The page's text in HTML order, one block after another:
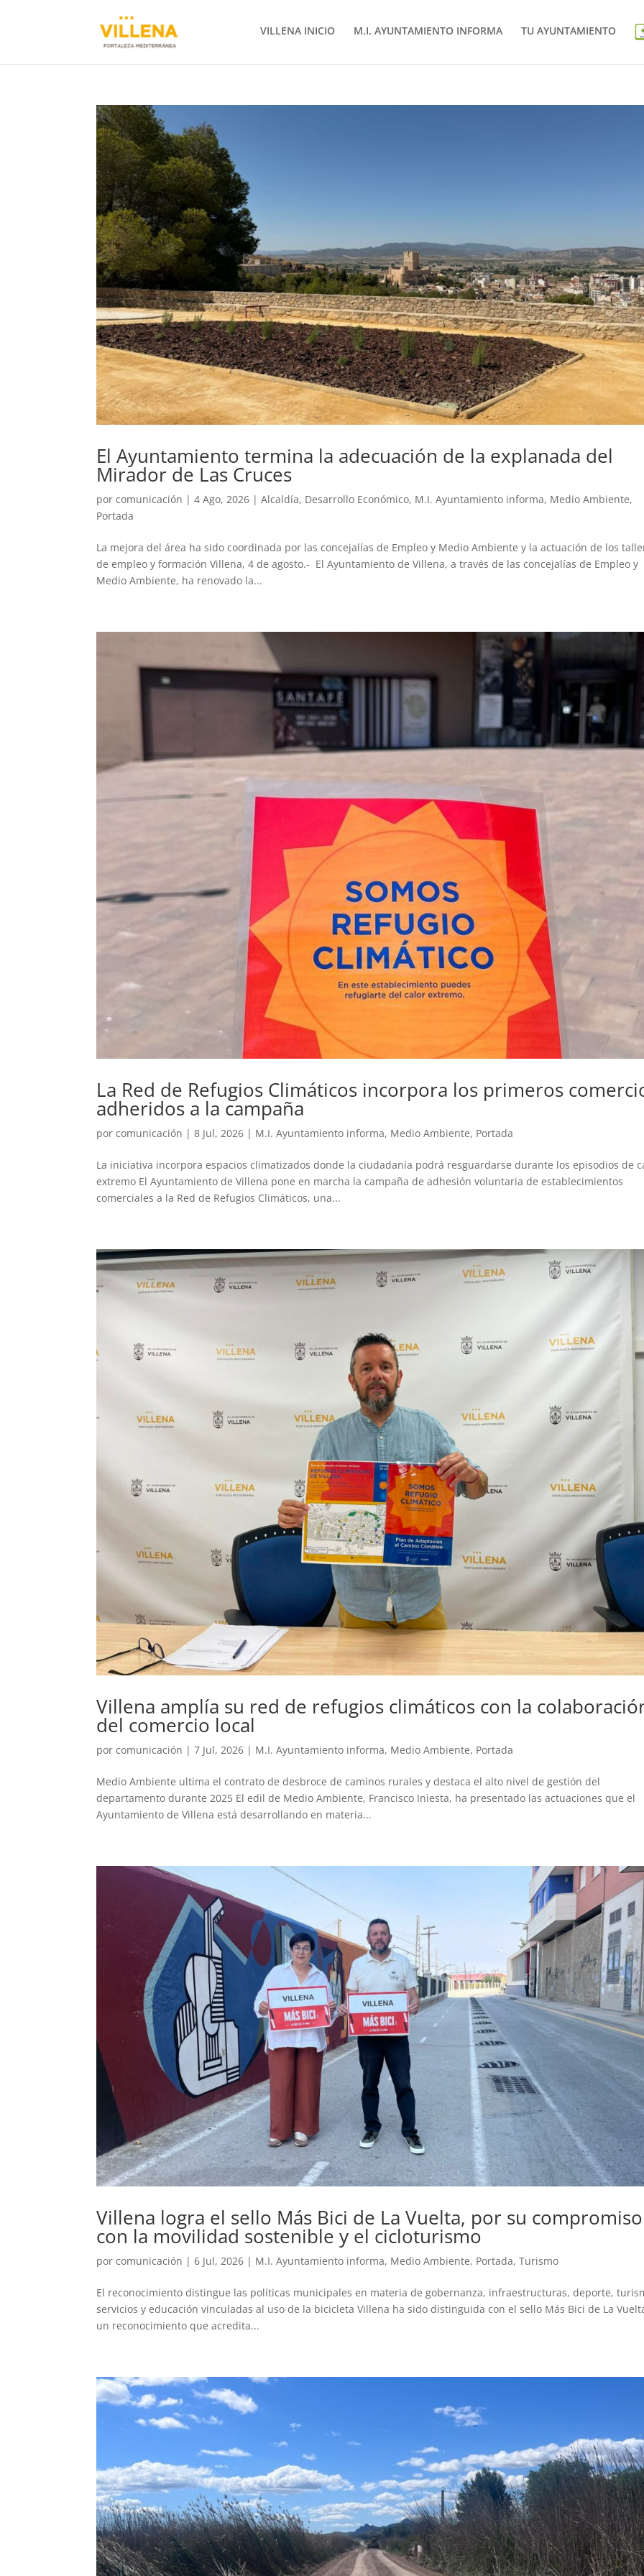
VILLENA INICIO M.I. AYUNTAMIENTO INFORMA TU AYUNTAMIENTO
El Ayuntamiento termina la adecuación de la explanada del
Mirador de Las Cruces
porcomunicación |4 Ago, 2026 |Alcaldía, Desarrollo Económico, M.I. Ayuntamiento informa, Medio Ambiente,
Portada
La mejora del área ha sido coordinada por las concejalías de Empleo y Medio Ambiente y la actuación de los
de empleo y formación Villena, 4 de agosto.- El Ayuntamiento de Villena, a través de las concejalías de Empleo y
Medio Ambiente, ha renovado la...
La Red de Refugios Climáticos incorpora los primeros
adheridos a la campaña
porcomunicación |8 Jul, 2026 | M.I. Ayuntamiento informa, Medio Ambiente, Portada
La iniciativa incorpora espacios climatizados donde la ciudadanía podrá resguardarse durante los episodios de
extremo El Ayuntamiento de Villena pone en marcha la campaña de adhesión voluntaria de establecimientos
comerciales a la Red de Refugios Climáticos, una...
Villena amplía su red de refugios climáticos con la
del comercio local
porcomunicación |7 Jul, 2026 | M.I. Ayuntamiento informa, Medio Ambiente, Portada
Medio Ambiente ultima el contrato de desbroce de caminos rurales y destaca el alto nivel de gestión del
departamento durante 2025 El edil de Medio Ambiente, Francisco Iniesta, ha presentado las actuaciones que el
Ayuntamiento de Villena está desarrollando en materia...
Villena logra el sello Más Bici de La Vuelta, por su compromiso
con la movilidad sostenible y el cicloturismo
porcomunicación |6 Jul, 2026 | M.I. Ayuntamiento informa, Medio Ambiente, Portada,Turismo
El reconocimiento distingue las políticas municipales en materia de gobernanza, infraestructuras, deporte,
servicios y educación vinculadas al uso de la bicicleta Villena ha sido distinguida con el sello Más Bici de La
un reconocimiento que acredita...